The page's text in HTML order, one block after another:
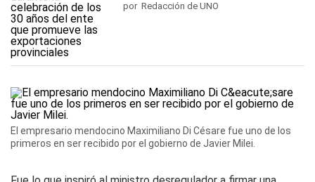
por Redacción de UNO
El empresario mendocino Maximiliano Di Césare fue uno de los
primeros en ser recibido por el gobierno de Javier Milei.